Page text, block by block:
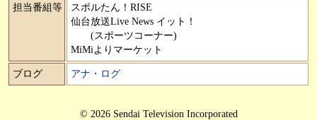
担当番組等
スポルたん！RISE
仙台放送Live News イット！
(スポーツコーナー)
MiMiよりマーケット
ブログ アナ・ログ
© 2026 Sendai Television Incorporated